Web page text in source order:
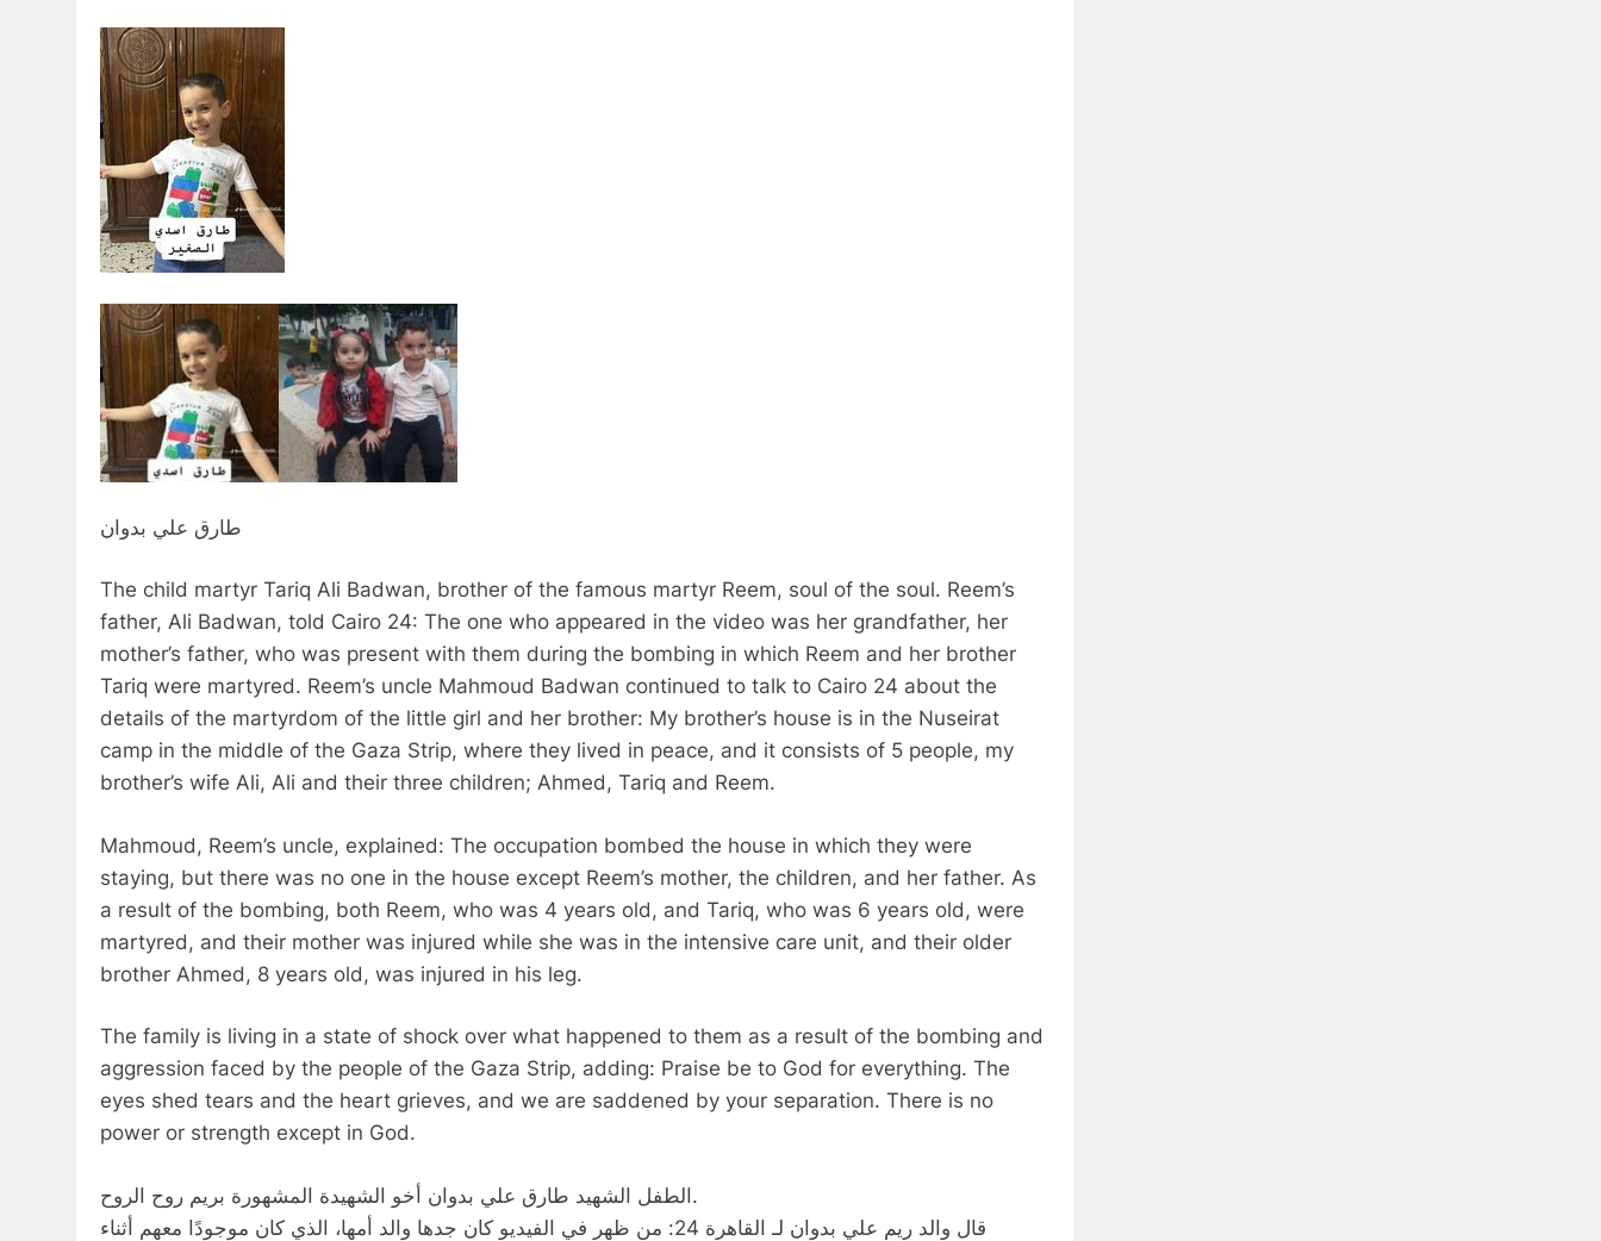
طارق علي بدوان
The child martyr Tariq Ali Badwan, brother of the famous martyr Reem, soul of the soul. Reem’s
father, Ali Badwan, told Cairo 24: The one who appeared in the video was her grandfather, her
mother’s father, who was present with them during the bombing in which Reem and her brother
Tariq were martyred. Reem’s uncle Mahmoud Badwan continued to talk to Cairo 24 about the
details of the martyrdom of the little girl and her brother: My brother’s house is in the Nuseirat
camp in the middle of the Gaza Strip, where they lived in peace, and it consists of 5 people, my
brother’s wife Ali, Ali and their three children; Ahmed, Tariq and Reem.
Mahmoud, Reem’s uncle, explained: The occupation bombed the house in which they were
staying, but there was no one in the house except Reem’s mother, the children, and her father. As
a result of the bombing, both Reem, who was 4 years old, and Tariq, who was 6 years old, were
martyred, and their mother was injured while she was in the intensive care unit, and their older
brother Ahmed, 8 years old, was injured in his leg.
The family is living in a state of shock over what happened to them as a result of the bombing and
aggression faced by the people of the Gaza Strip, adding: Praise be to God for everything. The
eyes shed tears and the heart grieves, and we are saddened by your separation. There is no
power or strength except in God.
الطفل الشهيد طارق علي بدوان أخو الشهيدة المشهورة بريم روح الروح.
قال والد ريم علي بدوان لـ القاهرة 24: من ظهر في الفيديو كان جدها والد أمها، الذي كان موجودًا معهم أثناء